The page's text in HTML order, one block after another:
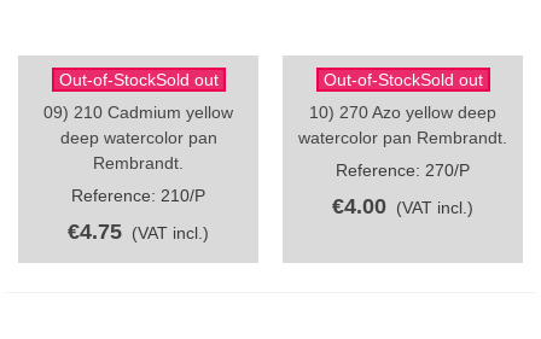
Out-of-StockSold out
09) 210 Cadmium yellow
deep watercolor pan
Rembrandt.
Reference: 210/P
€4.75 (VAT incl.)
Out-of-StockSold out
10) 270 Azo yellow deep
watercolor pan Rembrandt.
Reference: 270/P
€4.00 (VAT incl.)